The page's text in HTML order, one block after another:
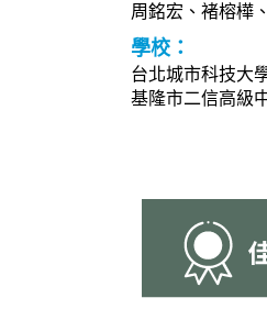
周銘宏、褚榕樺
學校：
台北城市科技大
基隆市二信高級